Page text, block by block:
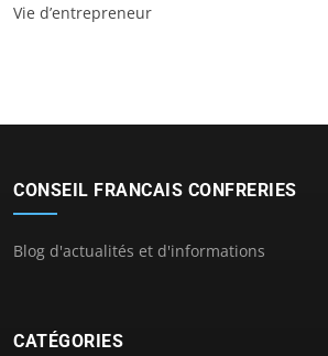
Vie d’entrepreneur
CONSEIL FRANCAIS CONFRERIES
Blog d'actualités et d'informations
CATÉGORIES